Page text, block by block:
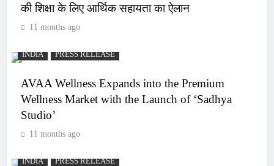
की शिक्षा के लिए आर्थिक सहायता का ऐलान
11 months ago
INDIA PRESS RELEASE
AVAA Wellness Expands into the Premium
Wellness Market with the Launch of ‘Sadhya
Studio’
11 months ago
INDIA PRESS RELEASE